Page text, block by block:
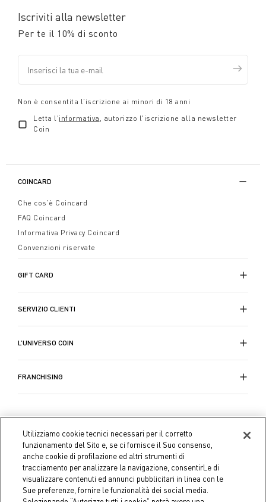
Iscriviti alla newsletter
Per te il 10% di sconto
Non è consentita l'iscrizione ai minori di 18 anni
Letta l'informativa , autorizzo l'iscrizione alla newsletter
Coin
COINCARD
Che cos'è Coincard
FAQ Coincard
Informativa Privacy Coincard
Convenzioni riservate
GIFT CARD
SERVIZIO CLIENTI
L’UNIVERSO COIN
FRANCHISING
Utilizziamo cookie tecnici necessari per il corretto
funzionamento del Sito e, se ci fornisce il Suo consenso,
anche cookie di profilazione ed altri strumenti di
tracciamento per analizzare la navigazione, consentirLe di
visualizzare contenuti ed annunci pubblicitari in linea con le
Sue preferenze, fornire le funzionalità dei social media.